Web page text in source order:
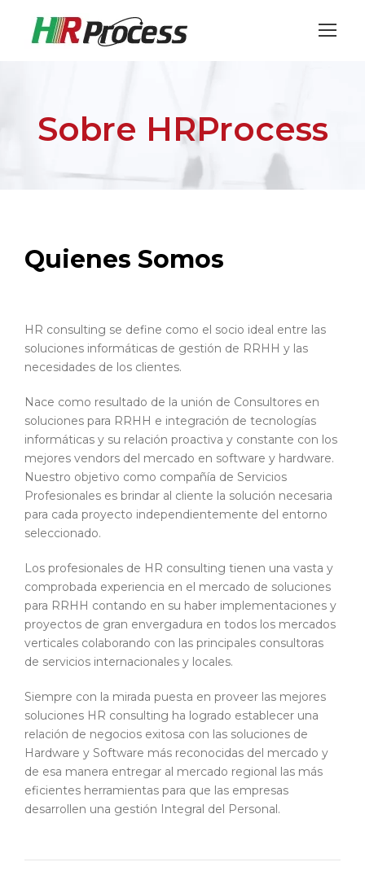
Sobre HRProcess
Quienes Somos
HR consulting se define como el socio ideal entre las
soluciones informáticas de gestión de RRHH y las
necesidades de los clientes.
Nace como resultado de la unión de Consultores en
soluciones para RRHH e integración de tecnologías
informáticas y su relación proactiva y constante con los
mejores vendors del mercado en software y hardware.
Nuestro objetivo como compañía de Servicios
Profesionales es brindar al cliente la solución necesaria
para cada proyecto independientemente del entorno
seleccionado.
Los profesionales de HR consulting tienen una vasta y
comprobada experiencia en el mercado de soluciones
para RRHH contando en su haber implementaciones y
proyectos de gran envergadura en todos los mercados
verticales colaborando con las principales consultoras
de servicios internacionales y locales.
Siempre con la mirada puesta en proveer las mejores
soluciones HR consulting ha logrado establecer una
relación de negocios exitosa con las soluciones de
Hardware y Software más reconocidas del mercado y
de esa manera entregar al mercado regional las más
eficientes herramientas para que las empresas
desarrollen una gestión Integral del Personal.